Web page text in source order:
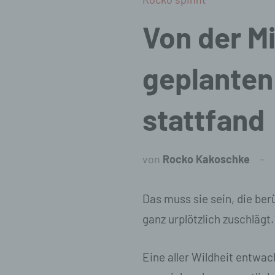
Von der
stattfand
von Rocko Kakoschke
Das muss sie sein, die
ganz urplötzlich zuschlägt.
Eine aller Wildheit